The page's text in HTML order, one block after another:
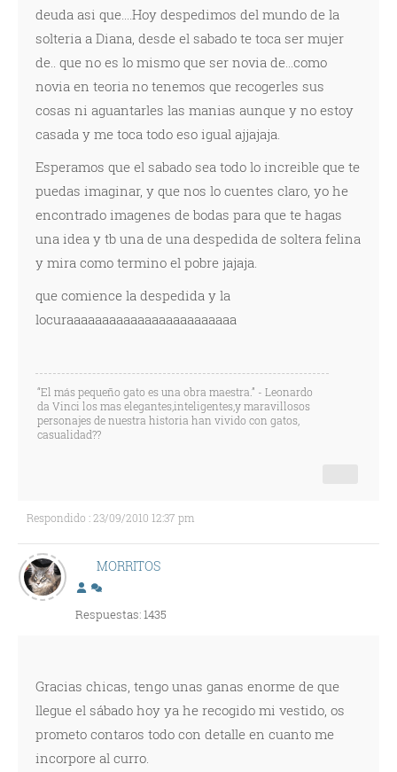
deuda asi que....Hoy despedimos del mundo de la
solteria a Diana, desde el sabado te toca ser mujer
de.. que no es lo mismo que ser novia de...como
novia en teoria no tenemos que recogerles sus
cosas ni aguantarles las manias aunque y no estoy
casada y me toca todo eso igual ajjajaja.
Esperamos que el sabado sea todo lo increible que te
puedas imaginar, y que nos lo cuentes claro, yo he
encontrado imagenes de bodas para que te hagas
una idea y tb una de una despedida de soltera felina
y mira como termino el pobre jajaja.
que comience la despedida y la
locuraaaaaaaaaaaaaaaaaaaaaaaa
“El más pequeño gato es una obra maestra.” - Leonardo
da Vinci los mas elegantes,inteligentes,y maravillosos
personajes de nuestra historia han vivido con gatos,
casualidad??
Respondido : 23/09/2010 12:37 pm
MORRITOS
Respuestas: 1435
Gracias chicas, tengo unas ganas enorme de que
llegue el sábado hoy ya he recogido mi vestido, os
prometo contaros todo con detalle en cuanto me
incorpore al curro.